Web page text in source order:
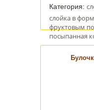
Категория:
слойка в
фруктовым
посыпанная